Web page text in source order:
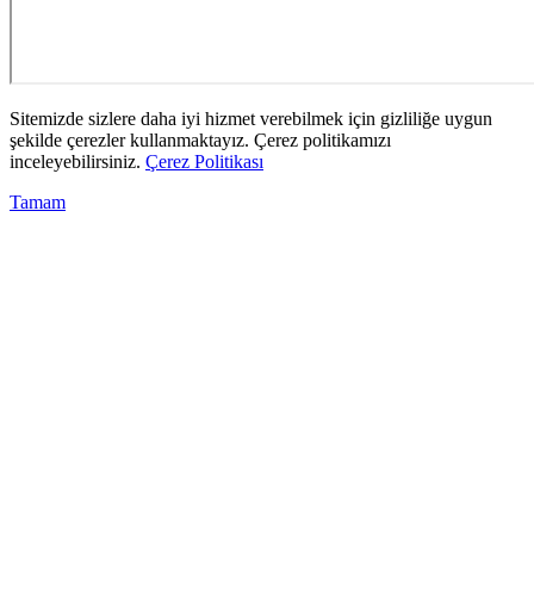
Sitemizde sizlere daha iyi hizmet verebilmek için gizliliğe uygun
şekilde çerezler kullanmaktayız. Çerez politikamızı
inceleyebilirsiniz. Çerez Politikası
Tamam